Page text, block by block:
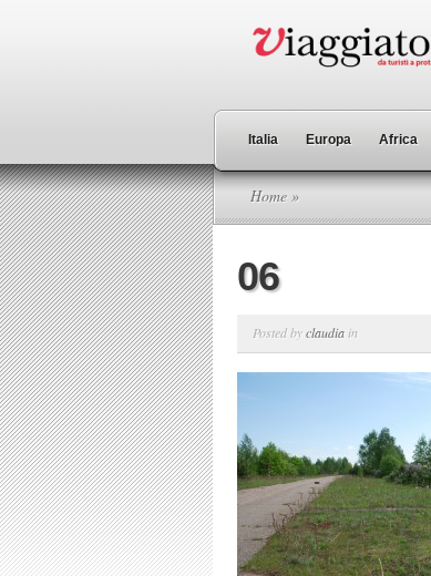
Italia Europa Africa
Home »
06
Posted byclaudia in